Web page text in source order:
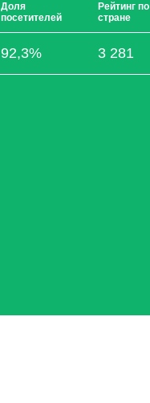
Доля
посетителей
Рейтинг по
стране
92,3% 3 281